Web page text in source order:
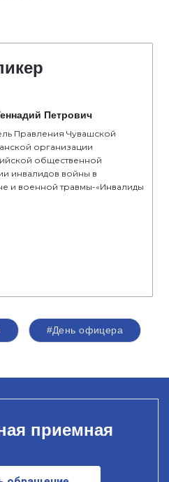
Петрович
Правления Чувашской
организации
общественной
инвалидов войны в
и военной травмы-«Инвалиды
#День офицера
приемная